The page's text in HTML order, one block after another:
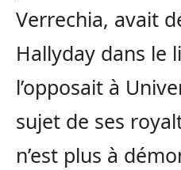
Verrechia, avait
Hallyday dans le
l’opposait à
sujet de ses
n’est plus à